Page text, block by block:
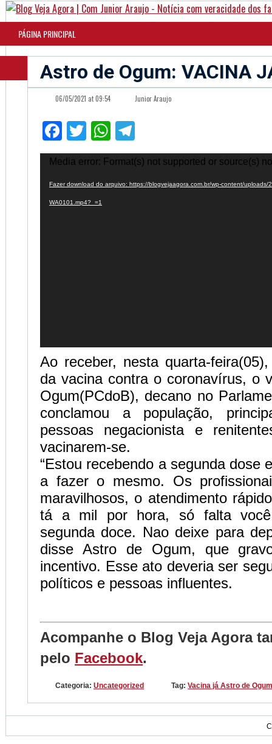
PÁGINA PRINCIPAL
Astro de Ogum: VACINA
06/05/2021 at 09:54 Junior Araujo
Facebook
TwitterWhatsApp
Tocador
de
vídeo
Media error: Format(s) not supported or source(s)
Fazer download do arquivo: https://blogvejaagora.com.br/wp-content/uploads/
WA0101.mp4?_=1
Ao receber, nesta quarta-
da vacina contra o coronavírus, o
Ogum(PCdoB), decano no
conclamou a população,
pessoas negacionista e
vacinarem-se.
“Estou recebendo a segunda dose
a fazer o mesmo. Os
maravilhosos, o atendimento
tá a mil por hora, só falta
segunda doce. Nao deixe para
disse Astro de Ogum, que
incentivo. Esse ato deveria ser
políticos e pessoas influentes.
Acompanhe o Blog Veja Agora
pelo Facebook.
Categoria: Uncategorized Tag: Vacina já Astro de Ogum